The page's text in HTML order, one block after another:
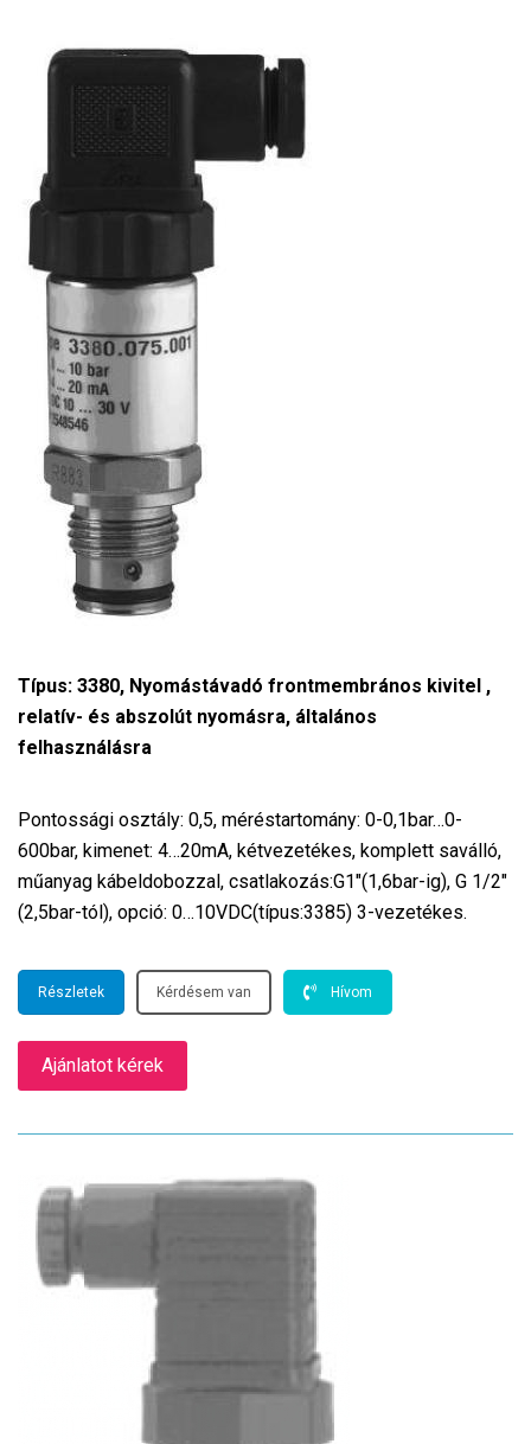
Típus: 3380, Nyomástávadó frontmembrános kivitel ,
relatív- és abszolút nyomásra, általános
felhasználásra
Pontossági osztály: 0,5, méréstartomány: 0-0,1bar…0-
600bar, kimenet: 4…20mA, kétvezetékes, komplett saválló,
műanyag kábeldobozzal, csatlakozás:G1″(1,6bar-ig), G 1/2″
(2,5bar-tól), opció: 0…10VDC(típus:3385) 3-vezetékes.
Részletek Kérdésem van Hívom
Ajánlatot kérek